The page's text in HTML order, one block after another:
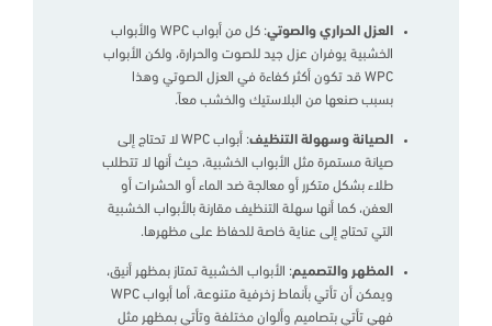
العزل الحراري والصوتي
: كل من أبواب WPC والأبواب
الخشبية يوفران عزل جيد للصوت والحرارة، ولكن الأبواب
WPC قد تكون أكثر كفاءة في العزل الصوتي وهذا
بسبب صنعها من البلاستيك والخشب معاً.
الصيانة وسهولة التنظيف
: أبواب WPC لا تحتاج إلى
صيانة مستمرة مثل الأبواب الخشبية، حيث أنها لا تتطلب
طلاء بشكل متكرر أو معالجة ضد الماء أو الحشرات أو
العفن، كما أنها سهلة التنظيف مقارنة بالأبواب الخشبية
التي تحتاج إلى عناية خاصة للحفاظ على مظهرها.
المظهر والتصميم: الأبواب الخشبية تمتاز بمظهر أنيق،
ويمكن أن تأتي بأنماط زخرفية متنوعة، أما أبواب WPC
فهي تأتي بتصاميم وألوان مختلفة وتأتي بمظهر مثل